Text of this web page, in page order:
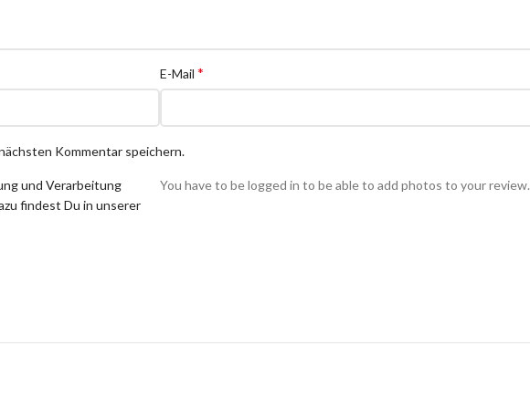
E-Mail *
Kommentar speichern.
und Verarbeitung
findest Du in unserer
You have to be logged in to be able to add photos to your review.